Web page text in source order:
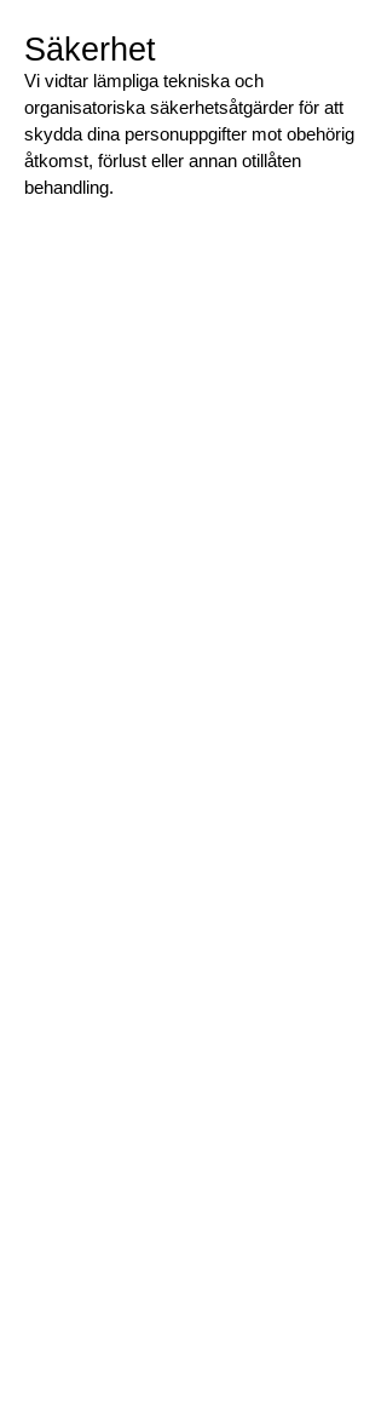
Säkerhet
Vi vidtar lämpliga tekniska och
organisatoriska säkerhetsåtgärder för att
skydda dina personuppgifter mot obehörig
åtkomst, förlust eller annan otillåten
behandling.